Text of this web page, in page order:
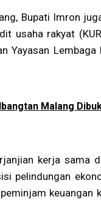
Bupati Imron
usaha rakyat
Yayasan
Malang
kerja sama
pelindungan
keuangan